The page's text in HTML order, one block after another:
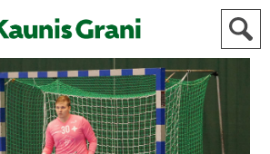
STADEN
AKTUELLT
IDROTT